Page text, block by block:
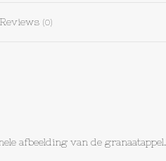
Reviews (0)
afbeelding van de granaatappel.